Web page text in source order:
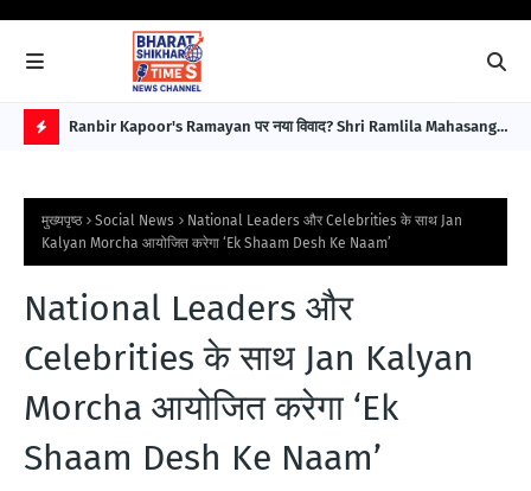
O
P
O
S
Ranbir Kapoor's Ramayan पर नया विवाद? Shri Ramlila Mahasangh
मुख्यपृष्ठ Social News
National Leaders और Celebrities के साथ Jan
Kalyan Morcha आयोजित करेगा ‘Ek Shaam Desh Ke Naam’
National Leaders और
Celebrities के साथ Jan Kalyan
Morcha आयोजित करेगा ‘Ek
Shaam Desh Ke Naam’